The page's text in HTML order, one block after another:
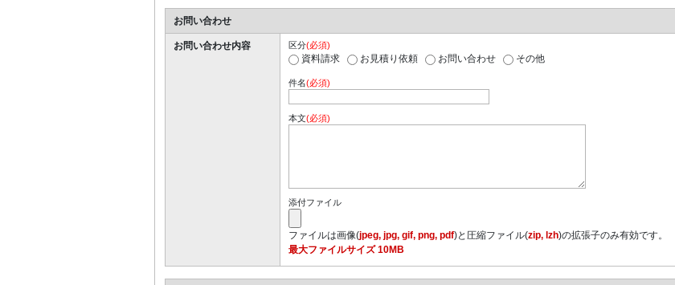
お問い合わせ
お問い合わせ内容 区分(必須)
資料請求 お見積り依頼 お問い合わせ その他
件名(必須)
本文(必須)
添付ファイル
ファイルは画像(jpeg, jpg, gif, png, pdf)と圧縮ファイル(zip, lzh)の拡張子のみ有効です。
最大ファイルサイズ 10MB